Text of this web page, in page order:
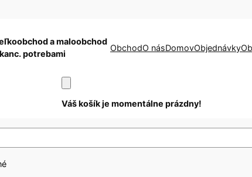
a maloobchod
potrebami
ObchodO násDomovObjednávky
Váš košík je momentálne prázdny!